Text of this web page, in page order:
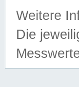
Weitere
Die